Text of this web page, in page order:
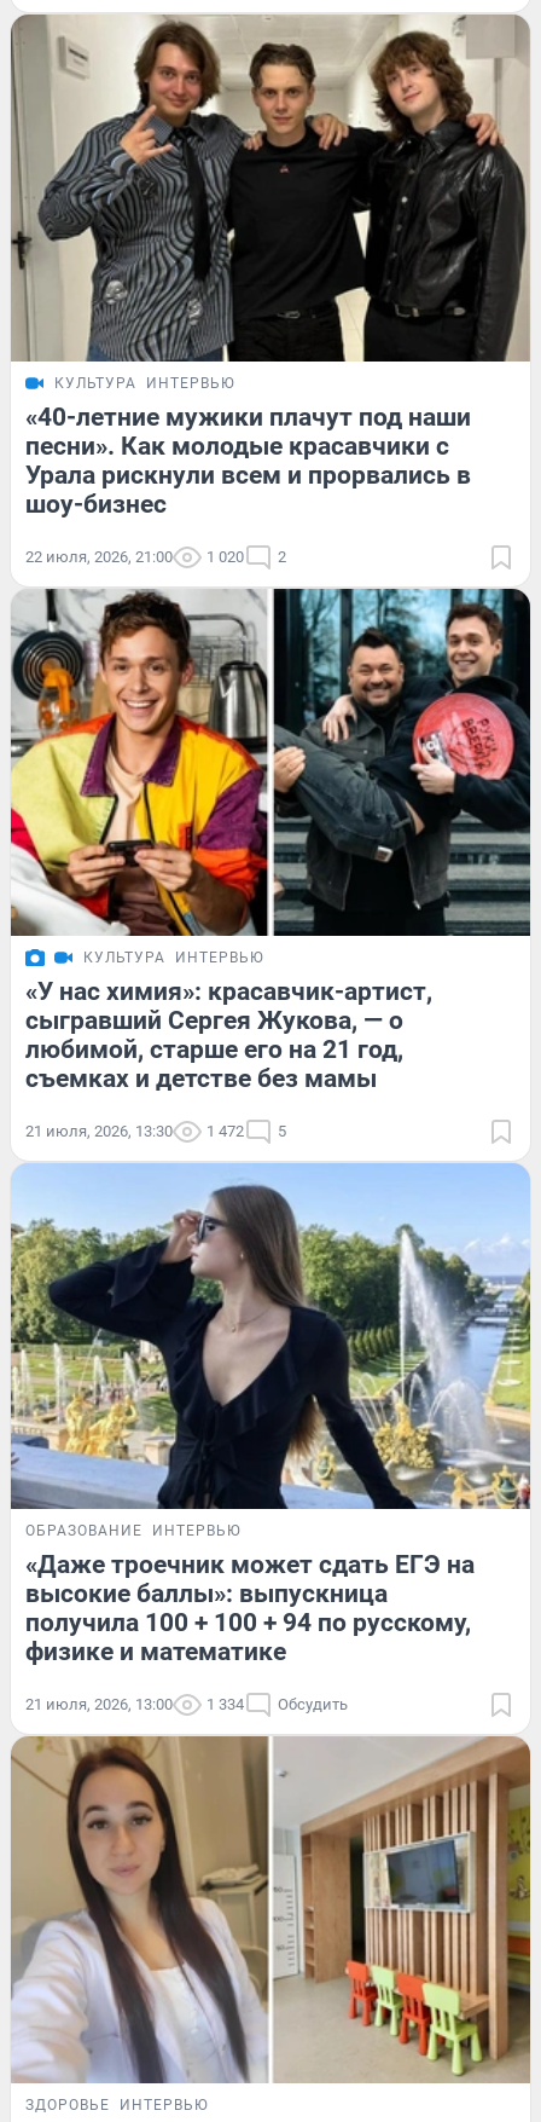
КУЛЬТУРА ИНТЕРВЬЮ
«40-летние мужики плачут под наши
песни». Как молодые красавчики с
Урала рискнули всем и прорвались в
шоу-бизнес
22 июля, 2026, 21:00 1 020 2
КУЛЬТУРА ИНТЕРВЬЮ
«У нас химия»: красавчик-артист,
сыгравший Сергея Жукова, — о
любимой, старше его на 21 год,
съемках и детстве без мамы
21 июля, 2026, 13:30 1 472 5
ОБРАЗОВАНИЕ ИНТЕРВЬЮ
«Даже троечник может сдать ЕГЭ на
высокие баллы»: выпускница
получила 100 + 100 + 94 по русскому,
физике и математике
21 июля, 2026, 13:00 1 334 Обсудить
ЗДОРОВЬЕ ИНТЕРВЬЮ